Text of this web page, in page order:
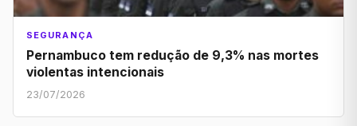
SEGURANÇA
Pernambuco tem redução de 9,3% nas mortes
violentas intencionais
23/07/2026